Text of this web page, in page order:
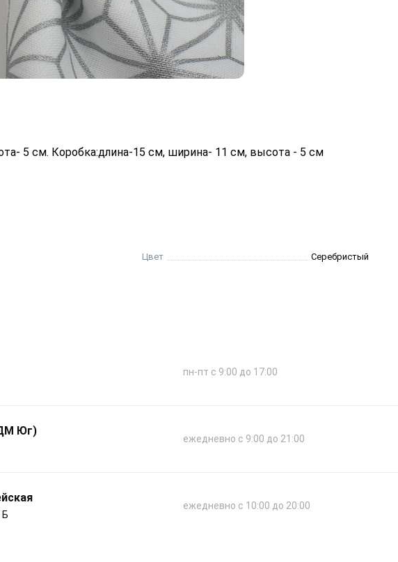
5 см. Коробка:длина-15 см, ширина- 11 см, высота - 5 см
Цвет Серебристый
пн-пт с 9:00 до 17:00
Юг)
ежедневно с 9:00 до 21:00
Б
ежедневно с 10:00 до 20:00